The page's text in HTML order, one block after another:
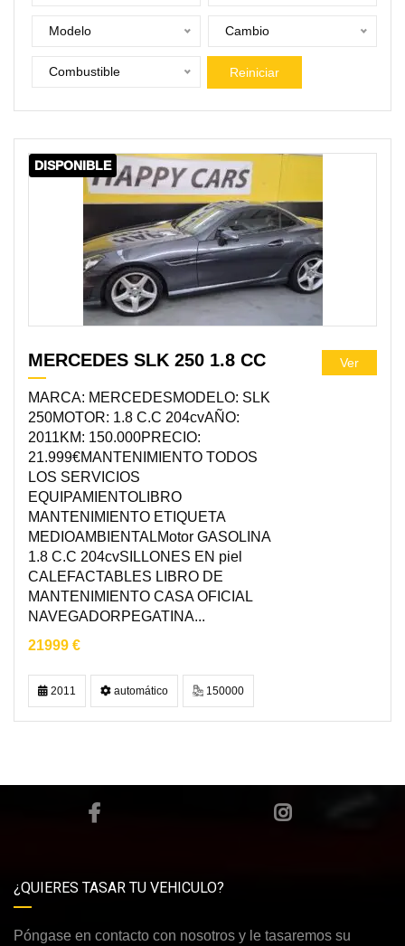
Modelo Cambio
Combustible Reiniciar
DISPONIBLE
MERCEDES SLK 250 1.8 CC
MARCA: MERCEDESMODELO: SLK
250MOTOR: 1.8 C.C 204cvAÑO:
2011KM: 150.000PRECIO:
21.999€MANTENIMIENTO TODOS
LOS SERVICIOS
EQUIPAMIENTOLIBRO
MANTENIMIENTO ETIQUETA
MEDIOAMBIENTALMotor GASOLINA
1.8 C.C 204cvSILLONES EN piel
CALEFACTABLES LIBRO DE
MANTENIMIENTO CASA OFICIAL
NAVEGADORPEGATINA...
21999 €
Ver
2011 automático 150000
¿QUIERES TASAR TU VEHICULO?
Póngase en contacto con nosotros y le tasaremos su